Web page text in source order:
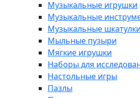
Музыкальные игрушки
Музыкальные
Музыкальные шкатулки
Мыльные пузыри
Мягкие игрушки
Наборы для
Настольные игры
Пазлы